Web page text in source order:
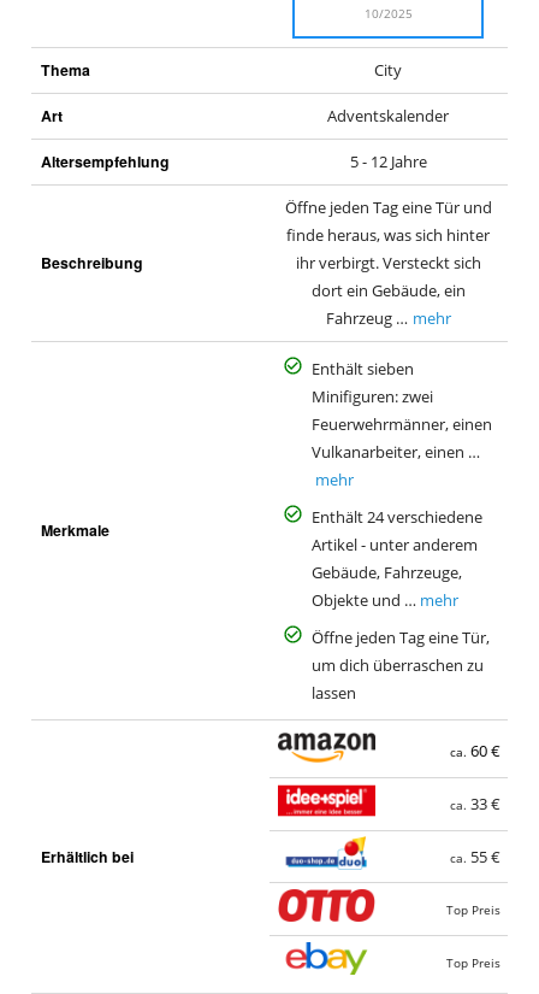
10/2025
Thema City
Art Adventskalender
Altersempfehlung 5 - 12 Jahre
Beschreibung
Öffne jeden Tag eine Tür und
finde heraus, was sich hinter
ihr verbirgt. Versteckt sich
dort ein Gebäude, ein
Fahrzeug … mehr
Merkmale
Enthält sieben
Minifiguren: zwei
Feuerwehrmänner, einen
Vulkanarbeiter, einen …
mehr
Enthält 24 verschiedene
Artikel - unter anderem
Gebäude, Fahrzeuge,
Objekte und … mehr
Öffne jeden Tag eine Tür,
um dich überraschen zu
lassen
Erhältlich bei
ca. 60 €
ca. 33 €
ca. 55 €
Top Preis
Top Preis